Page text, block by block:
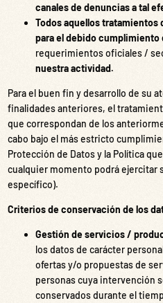
canales de denuncias a tal
Todos aquellos tratamientos
para el debido cumplimiento
requerimientos oficiales /
nuestra actividad.
Para el buen fin y desarrollo de su
finalidades anteriores, el
que correspondan de los
cabo bajo el más estricto
Protección de Datos y la Política
cualquier momento podrá ejercitar
específico).
Criterios de conservación de los
Gestión de servicios /
los datos de carácter
ofertas y/o propuestas de
personas cuya intervención
conservados durante el